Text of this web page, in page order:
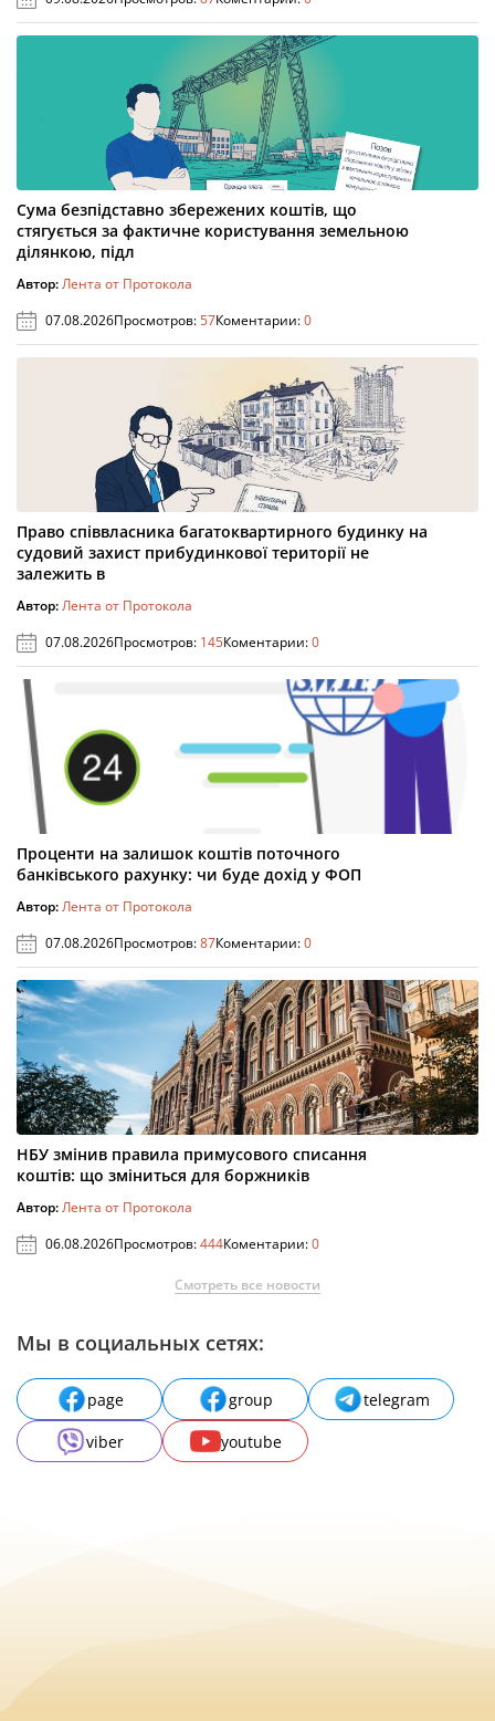
Сума безпідставно збережених коштів, що
стягується за фактичне користування земельною
ділянкою, підл
Автор:Лента от Протокола
07.08.2026Просмотров:57Коментарии:0
Право співвласника багатоквартирного будинку на
судовий захист прибудинкової території не
залежить в
Автор:Лента от Протокола
07.08.2026Просмотров: 145Коментарии:0
Проценти на залишок коштів поточного
банківського рахунку: чи буде дохід у ФОП
Автор:Лента от Протокола
07.08.2026Просмотров:87Коментарии:0
НБУ змінив правила примусового списання
коштів: що зміниться для боржників
Автор:Лента от Протокола
06.08.2026Просмотров:444Коментарии:0
Смотреть все новости
Мы в социальных сетях:
page group
telegram
viber
youtube